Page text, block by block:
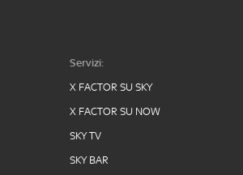
Servizi:
X FACTOR SU SKY
X FACTOR SU NOW
SKY TV
SKY BAR